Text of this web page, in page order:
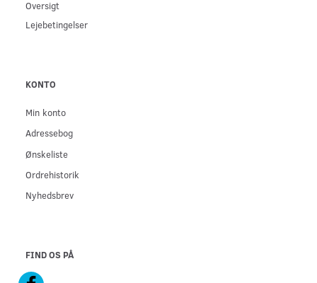
Oversigt
Lejebetingelser
KONTO
Min konto
Adressebog
Ønskeliste
Ordrehistorik
Nyhedsbrev
FIND OS PÅ